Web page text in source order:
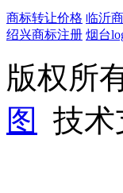
商标转让价格 临沂
绍兴商标注册 烟台
版权所
图
技术